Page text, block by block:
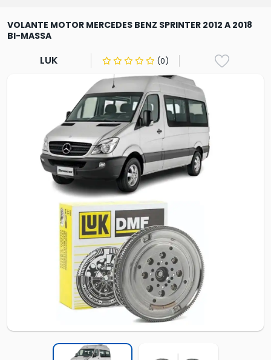
VOLANTE MOTOR MERCEDES BENZ SPRINTER 2012 A 2018
BI-MASSA
LUK (0)